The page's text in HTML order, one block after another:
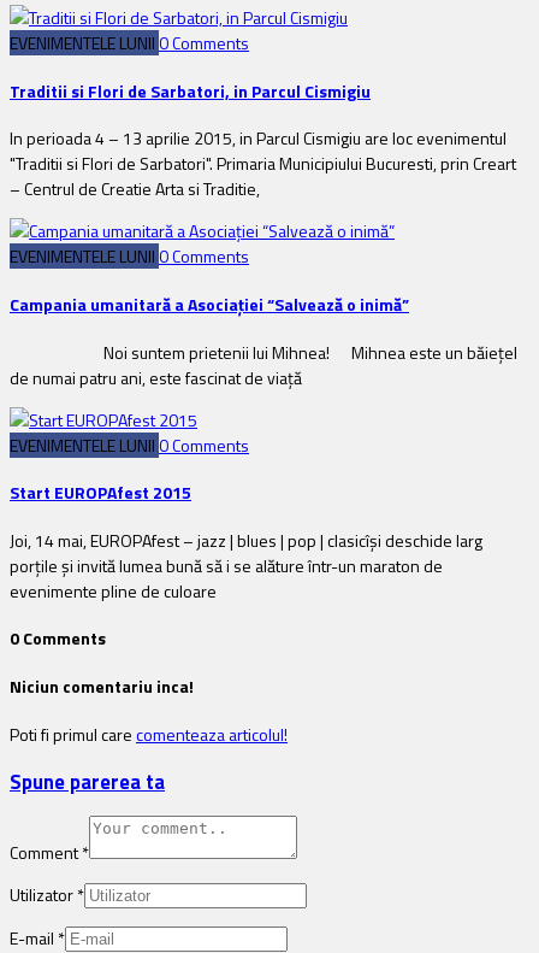
EVENIMENTELE LUNII0 Comments
Traditii si Flori de Sarbatori, in Parcul Cismigiu
In perioada 4 – 13 aprilie 2015, in Parcul Cismigiu are loc evenimentul
"Traditii si Flori de Sarbatori". Primaria Municipiului Bucuresti, prin Creart
– Centrul de Creatie Arta si Traditie,
EVENIMENTELE LUNII0 Comments
Campania umanitară a Asociației “Salvează o inimă”
Noi suntem prietenii lui Mihnea! Mihnea este un băiețel
de numai patru ani, este fascinat de viață
EVENIMENTELE LUNII0 Comments
Start EUROPAfest 2015
Joi, 14 mai, EUROPAfest – jazz | blues | pop | clasicîși deschide larg
porțile și invită lumea bună să i se alăture într-un maraton de
evenimente pline de culoare
0 Comments
Niciun comentariu inca!
Poti fi primul carecomenteaza articolul!
Spune parerea ta
Comment*
Utilizator*
E-mail *